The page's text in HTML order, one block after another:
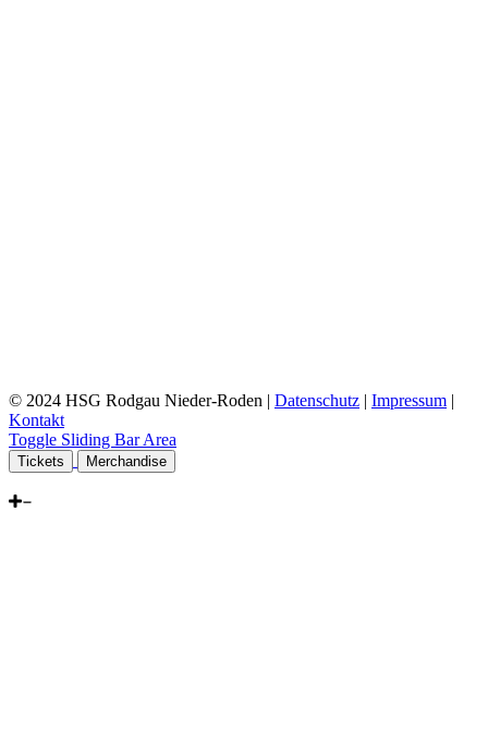
© 2024 HSG Rodgau Nieder-Roden | Datenschutz | Impressum |
Kontakt
Toggle Sliding Bar Area
Tickets Merchandise